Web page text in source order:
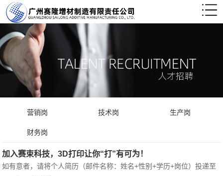
营销岗 技术岗 生产岗
财务岗
加入赛束科技，3D打印让你“打”有可为！
如有意者，请将个人简历（邮件名称：姓名+性别+学历+岗位）投递至